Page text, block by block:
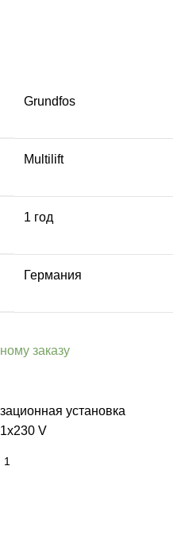
Grundfos
Multilift
1 год
Германия
заказу
установка
V